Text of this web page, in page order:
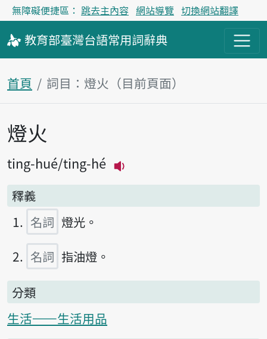
無障礙便捷區： 跳去主內容 網站導覽 切換網站翻譯
教育部臺灣台語常用詞辭典
首頁 詞目：燈火（目前頁面）
主內容區塊
燈火
ting-hué ting-hé
釋義
名詞 燈光。
名詞 指油燈。
分類
生活——生活用品